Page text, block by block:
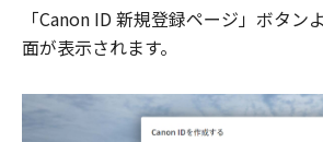
「Canon ID 新規登録ページ」ボタン
面が表示されます。